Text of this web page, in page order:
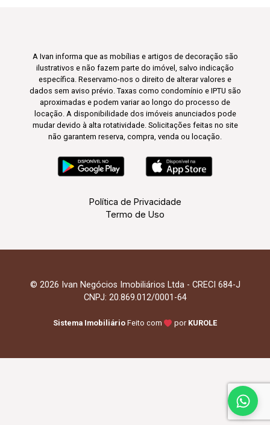
A Ivan informa que as mobílias e artigos de decoração são
ilustrativos e não fazem parte do imóvel, salvo indicação
específica. Reservamo-nos o direito de alterar valores e
dados sem aviso prévio. Taxas como condomínio e IPTU são
aproximadas e podem variar ao longo do processo de
locação. A disponibilidade dos imóveis anunciados pode
mudar devido à alta rotatividade. Solicitações feitas no site
não garantem reserva, compra, venda ou locação.
Política de Privacidade
Termo de Uso
© 2026 Ivan Negócios Imobiliários Ltda - CRECI 684-J
CNPJ: 20.869.012/0001-64
Sistema Imobiliário Feito com por KUROLE